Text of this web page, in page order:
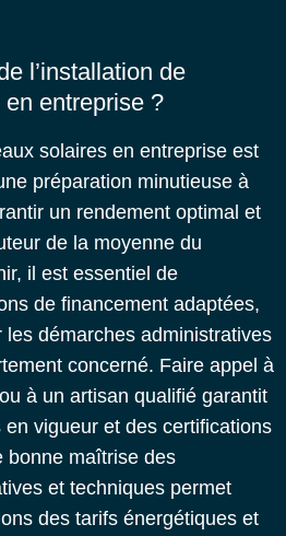
l’installation de
entreprise ?
solaires en entreprise est
préparation minutieuse à
un rendement optimal et
de la moyenne du
il est essentiel de
de financement adaptées,
les démarches administratives
concerné. Faire appel à
à un artisan qualifié garantit
vigueur et des certifications
bonne maîtrise des
et techniques permet
des tarifs énergétiques et